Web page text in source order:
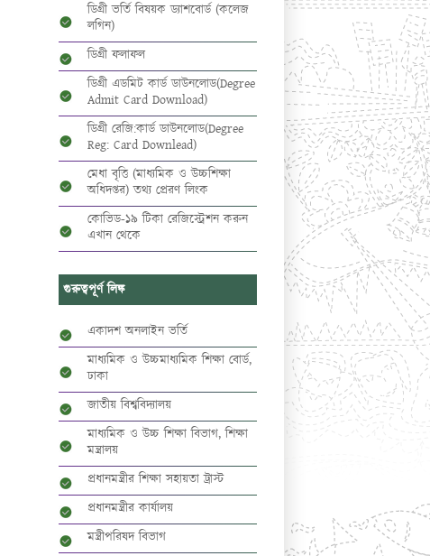
ডিগ্রী ভর্তি বিষয়ক ড্যাশবোর্ড (কলেজ
লগিন)
ডিগ্রী ফলাফল
ডিগ্রী এডমিট কার্ড ডাউনলোড(Degree
Admit Card Download)
ডিগ্রী রেজি:কার্ড ডাউনলোড(Degree
Reg: Card Downlead)
মেধা বৃত্তি (মাধ্যমিক ও উচ্চশিক্ষা
অধিদপ্তর) তথ্য প্রেরণ লিংক
কোভিড-১৯ টিকা রেজিস্ট্রেশন করুন
এখান থেকে
গুরুত্বপূর্ণ লিঙ্ক
একাদশ অনলাইন ভর্তি
মাধ্যমিক ও উচ্চমাধ্যমিক শিক্ষা বোর্ড,
ঢাকা
জাতীয় বিশ্ববিদ্যালয়
মাধ্যমিক ও উচ্চ শিক্ষা বিভাগ, শিক্ষা
মন্ত্রালয়
প্রধানমন্ত্রীর শিক্ষা সহায়তা ট্রাস্ট
প্রধানমন্ত্রীর কার্যালয়
মন্ত্রীপরিষদ বিভাগ